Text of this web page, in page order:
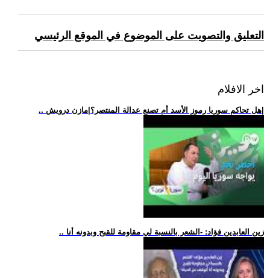
التعليق والتصويت على الموضوع في الموقع الرئيسي
اخر الافلام
.. زين العابدين فؤاد: -الشعر بالنسبة لي مقاومة للقبح وبدونه أنا